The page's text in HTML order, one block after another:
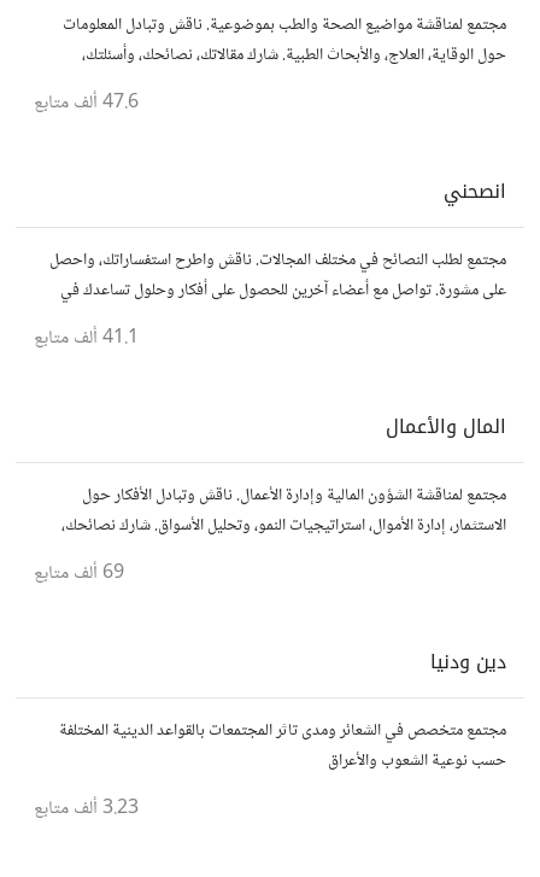
مجتمع لمناقشة مواضيع الصحة والطب بموضوعية. ناقش وتبادل المعلومات
حول الوقاية، العلاج، والأبحاث الطبية. شارك مقالاتك، نصائحك، وأسئلتك،
47.6 ألف متابع
انصحني
مجتمع لطلب النصائح في مختلف المجالات. ناقش واطرح استفساراتك، واحصل
على مشورة. تواصل مع أعضاء آخرين للحصول على أفكار وحلول تساعدك في
41.1 ألف متابع
المال والأعمال
مجتمع لمناقشة الشؤون المالية وإدارة الأعمال. ناقش وتبادل الأفكار حول
الاستثمار، إدارة الأموال، استراتيجيات النمو، وتحليل الأسواق. شارك نصائحك،
69 ألف متابع
دين ودنيا
مجتمع متخصص في الشعائر ومدى تاثر المجتمعات بالقواعد الدينية المختلفة
حسب نوعية الشعوب والأعراق
3.23 ألف متابع